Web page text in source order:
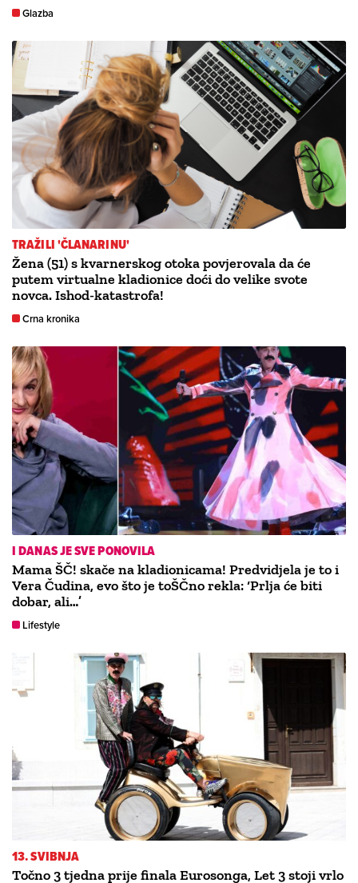
Glazba
TRAŽILI 'ČLANARINU'
Žena (51) s kvarnerskog otoka povjerovala da će
putem virtualne kladionice doći do velike svote
novca. Ishod-katastrofa!
Crna kronika
I DANAS JE SVE PONOVILA
Mama ŠČ! skače na kladionicama! Predvidjela je to i
Vera Čudina, evo što je toŠČno rekla: ‘Prlja će biti
dobar, ali…’
Lifestyle
13. SVIBNJA
Točno 3 tjedna prije finala Eurosonga, Let 3 stoji vrlo